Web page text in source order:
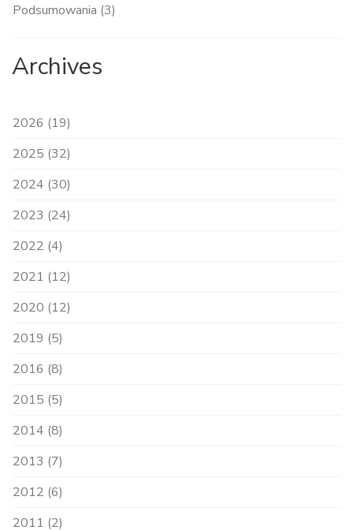
Podsumowania (3)
Archives
2026 (19)
2025 (32)
2024 (30)
2023 (24)
2022 (4)
2021 (12)
2020 (12)
2019 (5)
2016 (8)
2015 (5)
2014 (8)
2013 (7)
2012 (6)
2011 (2)